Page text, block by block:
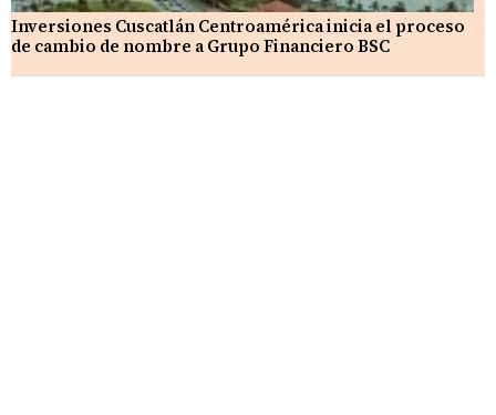
Inversiones Cuscatlán Centroamérica inicia el proceso
de cambio de nombre a Grupo Financiero BSC